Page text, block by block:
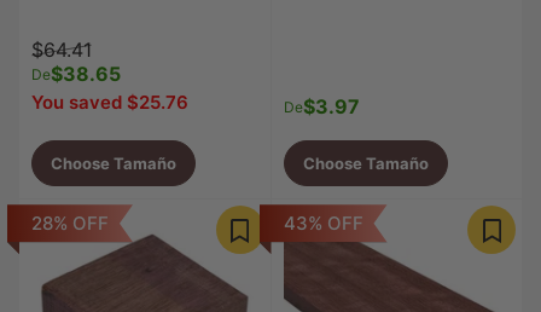
Precio
regular
$64.41Precio
de
venta
De$38.65
You saved $25.76
Choose Tamaño
Precio
regular
De$3.97
Choose Tamaño
28% OFF 43% OFF